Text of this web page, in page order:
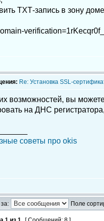
TXT‑запись в зону
Re: Установка SSL-
возможностей, вы
на ДНС
советы про okis
Поле